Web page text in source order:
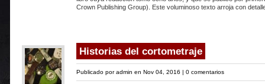
Crown Publishing Group). Este voluminoso texto arroja con
Historias del cortometraje
Publicado poradmin en Nov 04, 2016 | 0 comentarios